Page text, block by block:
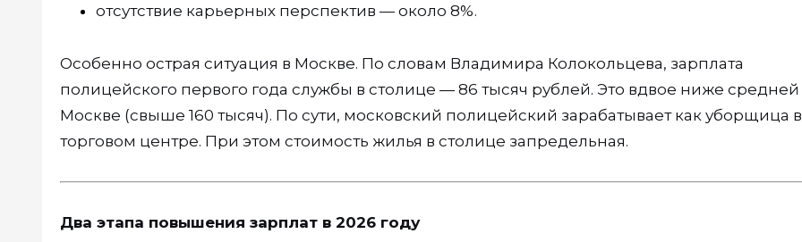
отсутствие карьерных перспектив — около 8%.
Особенно острая ситуация в Москве. По словам Владимира Колокольцева, зарплата
полицейского первого года службы в столице — 86 тысяч рублей. Это вдвое ниже
Москве (свыше 160 тысяч). По сути, московский полицейский зарабатывает как уборщица в
торговом центре. При этом стоимость жилья в столице запредельная.
Два этапа повышения зарплат в 2026 году